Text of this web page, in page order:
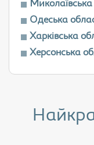
Одеська
Харківська
Херсонська